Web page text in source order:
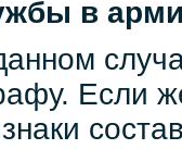
в
Если